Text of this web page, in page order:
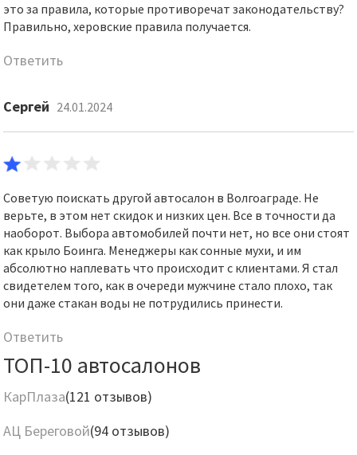
это за правила, которые противоречат законодательству?
Правильно, херовские правила получается.
Ответить
Сергей 24.01.2024
Советую поискать другой автосалон в Волгоаграде. Не
верьте, в этом нет скидок и низких цен. Все в точности да
наоборот. Выбора автомобилей почти нет, но все они стоят
как крыло Боинга. Менеджеры как сонные мухи, и им
абсолютно наплевать что происходит с клиентами. Я стал
свидетелем того, как в очереди мужчине стало плохо, так
они даже стакан воды не потрудились принести.
Ответить
ТОП-10 автосалонов
КарПлаза(121 отзывов)
АЦ Береговой(94 отзывов)